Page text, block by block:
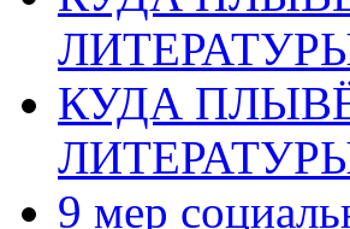
КУДА
9 мер